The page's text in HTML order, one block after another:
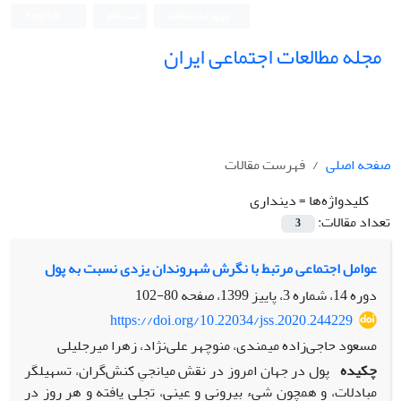
مجله مطالعات اجتماعی ایران
صفحه اصلی
فهرست مقالات
کلیدواژه‌ها =دینداری
تعداد مقالات:
3
عوامل اجتماعی مرتبط با نگرش شهروندان یزدی نسبت به پول
دوره 14، شماره 3، پاییز 1399، صفحه
80-102
https://doi.org/10.22034/jss.2020.244229
مسعود حاجی‌زاده میمندی، منوچهر علی‌نژاد، زهرا میرجلیلی
چکیده پول در جهان امروز در نقش میانجیِ کنش‌گران، تسهیل‍گر
مبادلات، و همچون شیء بیرونی و عینی، تجلی یافته و هر روز در